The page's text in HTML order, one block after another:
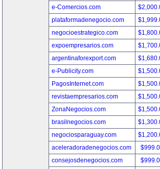
e-Comercios.com
plataformadenegocio.com
negocioestrategico.com
expoempresarios.com
argentinaforexport.com
e-Publicity.com
PagosInternet.com
revistaempresarios.com
ZonaNegocios.com
brasilnegocios.com
negociosparaguay.com
aceleradoradenegocios.com
consejosdenegocios.com